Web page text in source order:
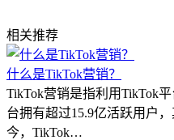
相关推荐
什么是TikTok营销？
TikTok营销是指利用TikTok
台拥有超过15.9亿活跃用户
今，TikTok…